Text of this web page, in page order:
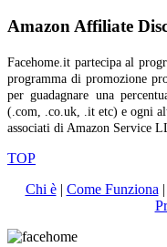
Amazon Affiliate
Facehome.it partecipa al
programma di promozione
per guadagnare una
(.com, .co.uk, .it etc) e ogni
associati di Amazon Service
TOP
Chi è| Come Funziona |